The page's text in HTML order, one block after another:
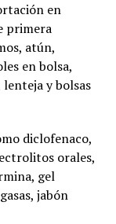
en
primera
atún,
en bolsa,
y bolsas
diclofenaco,
orales,
gel
jabón